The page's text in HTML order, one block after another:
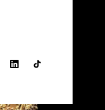
LinkedInTikTok